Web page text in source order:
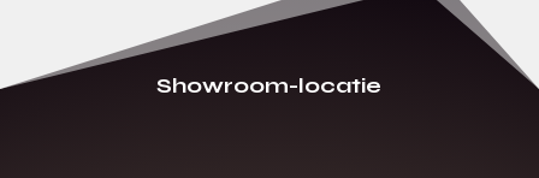
Showroom-locatie